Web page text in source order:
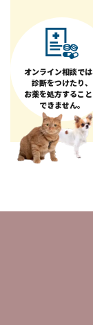
オンライン相談では
診断をつけたり、
お薬を処方するこ
できません。